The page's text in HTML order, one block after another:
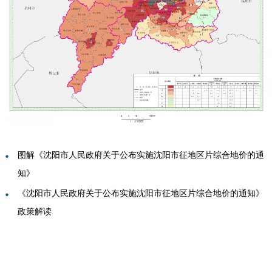
图解《沈阳市人民政府关于公布实施沈阳市征地区片综合地价的通
知》
《沈阳市人民政府关于公布实施沈阳市征地区片综合地价的通知》
政策解读